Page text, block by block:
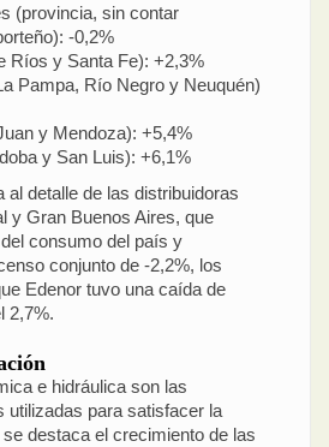
(provincia, sin contar
-0,2%
Ríos y Santa Fe): +2,3%
Pampa, Río Negro y Neuquén)
y Mendoza): +5,4%
y San Luis): +6,1%
al detalle de las distribuidoras
y Gran Buenos Aires, que
consumo del país y
conjunto de -2,2%, los
Edenor tuvo una caída de
2,7%.
e hidráulica son las
utilizadas para satisfacer la
destaca el crecimiento de las